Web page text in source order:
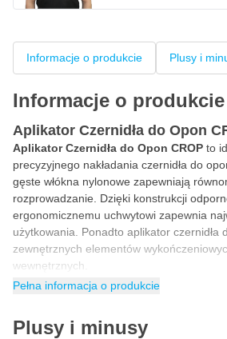
Informacje o produkcie Plusy i
Informacje o produkcie
Aplikator Czernidła do Opon
Aplikator Czernidła do Opon CROP to
precyzyjnego nakładania czernidła do
gęste włókna nylonowe zapewniają
rozprowadzanie. Dzięki konstrukcji
ergonomicznemu uchwytowi zapewnia
użytkowania. Ponadto aplikator czernidła
zewnętrznych elementów
wewnętrznych.
Aplikator do nanoszenia czernidła
gęstymi włóknami dla maksymalnego
Pełna informacja o produkcie
Plusy i minusy